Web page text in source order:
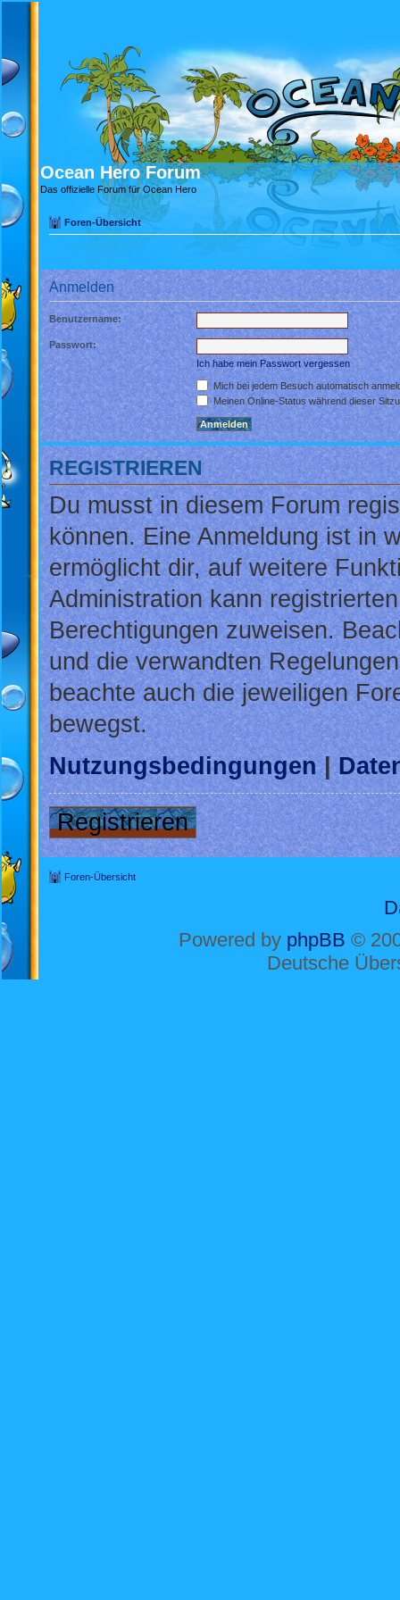
Ocean Hero Forum
Das offizielle Forum für Ocean Hero
Foren-Übersicht
Anmelden
Benutzername:
Passwort:
Ich habe mein Passwort vergessen
Mich bei jedem Besuch automatisch
Meinen Online-Status während dieser
REGISTRIEREN
Du musst in diesem Forum
können. Eine Anmeldung ist in
ermöglicht dir, auf weitere
Administration kann
Berechtigungen zuweisen.
und die verwandten
beachte auch die jeweiligen
bewegst.
Nutzungsbedingungen|
Registrieren
Foren-Übersicht
Powered by phpBB ©
Deutsche